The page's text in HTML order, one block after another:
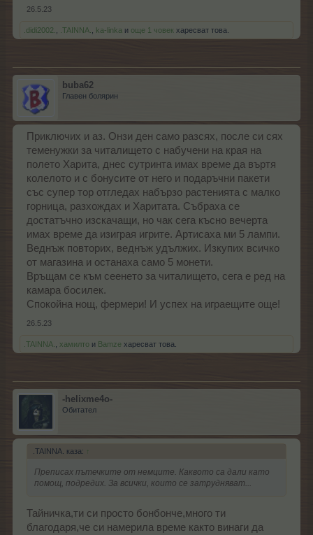
26.5.23
.didi2002. .TAINNA. ka-linka и още 1 човек харесват това.
buba62
Главен болярин
Приключих и аз. Онзи ден само разсях, после си сях
теменужки за читалището с набучени на края на
полето Харита, днес сутринта имах време да въртя
колелото и с бонусите от него и подаръчни пакети
със супер тор отгледах набързо растенията с малко
горница, разхождах и Харитата. Събраха се
достатъчно изскачащи, но чак сега късно вечерта
имах време да изиграя игрите. Артисаха ми 5 лампи.
Веднъж повторих, веднъж удължих. Изкупих всичко
от магазина и останаха само 5 монети.
Връщам се към сеенето за читалището, сега е ред на
камара босилек.
Спокойна нощ, фермери! И успех на играещите още!
26.5.23
.TAINNA. хамилто и Bamze харесват това.
-helixme4o-
Обитател
.TAINNA. каза: ↑
Преписах пътечките от немците. Каквото са дали като
помощ, подредих. За всички, които се затрудняват...
Тайничка,ти си просто бонбонче,много ти
благодаря,че си намерила време както винаги да